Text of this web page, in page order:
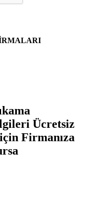
Ücretsiz
Firmanıza